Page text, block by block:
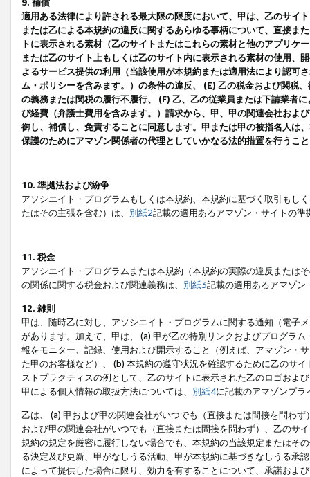
9. 補償
適用ある法律により許される最大限の限度において、甲は、乙のサイ
または乙による本規約の違反に関するあらゆる事柄について、直接ま
トに表示される素材（乙のサイトまたはこれらの素材と他のアプリ
または乙のサイト上もしくは乙のサイト内に表示される素材の使用、
よるサービス提供の利用（当該使用が本規約または適用法により認可
ム・ポリシーを含みます。）の条件の違反、 (E) 乙の税金および関税
の義務または関税の履行不履行、 (F) 乙、乙の従業員または下請業者
び経費（弁護士費用を含みます。）請求から、甲、甲の関連会社およ
御し、補償し、免責することに同意します。甲または甲の被指名人は
保護のためにアマゾン関係者の代理としていかなる法的措置を行うこ
10. 準拠法および紛争
アソシエイト・プログラムもしくは本規約、本規約に基づく取引もし
たはその主張を含む）は、 別紙2記載の適用あるアマゾン・サイトの
11. 税金
アソシエイト・プログラムまたは本規約（本規約の実際の違反または
の関係に関する税金および関連義務は、 別紙3記載の適用あるアマゾン
12. 雑則
甲は、随時乙に対し、アソシエイト・プログラムに関する通知（電子
があります。加えて、甲は、 (a) 甲が乙の特別リンクおよびプログラ
報をモニター、記録、使用および開示すること（例えば、アマゾン・
た甲のお客様など）、 (b) 本規約の遵守状況を確認するために乙のサ
ストプラクティスの例として、乙のサイトに表示された乙のロゴおよ
甲による個人情報の取扱方法については、 別紙4に記載のアマゾンプ
乙は、 (a) 甲および甲の関連会社がいつでも（直接または間接を問わ
および甲の関連会社がいつでも（直接または間接を問わず）、乙のサ
規約の規定を厳密に履行しない場合でも、本規約の当該規定またはそ
る決定及び更新、甲がなしうる活動、甲が本規約に基づきなしうる承
によって提供した場合に限り、効力を有することについて、承諾およ